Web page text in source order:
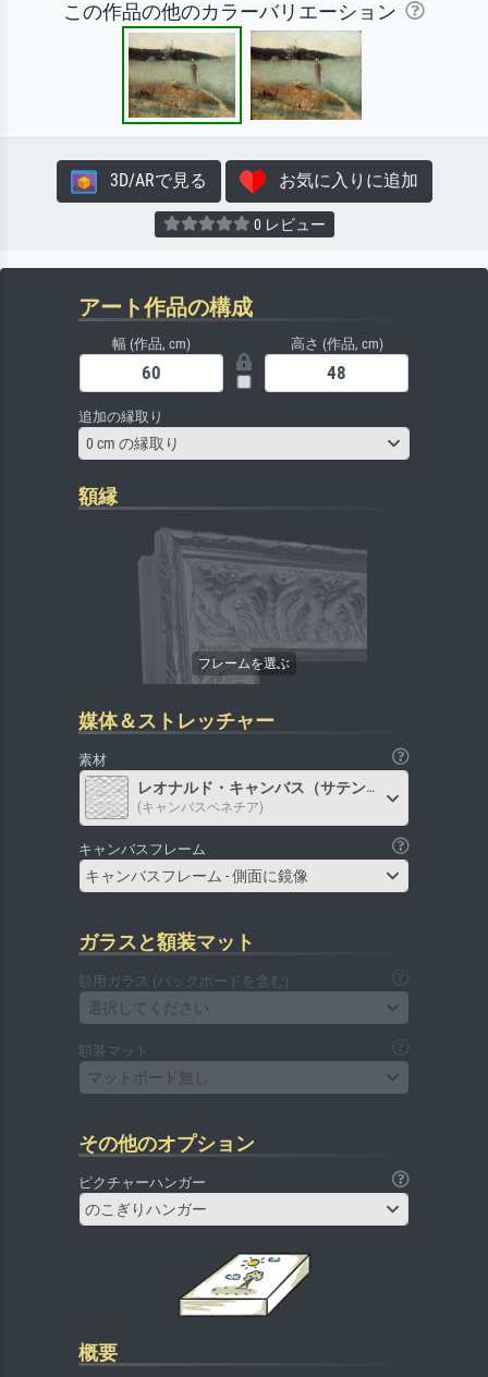
この作品の他のカラーバリエーション
3D/ARで見る お気に入りに追加
0 レビュー
アート作品の構成
幅 (作品, cm) 高さ (作品, cm)
追加の縁取り
0 cm の縁取り
額縁
媒体＆ストレッチャー
素材
レオナルド・キャンバス（サテン）
(キャンバスベネチア)
キャンバスフレーム
キャンバスフレーム - 側面に鏡像
ガラスと額装マット
額用ガラス (バックボードを含む)
選択してください
額装マット
マットボード無し
その他のオプション
ピクチャーハンガー
のこぎりハンガー
概要